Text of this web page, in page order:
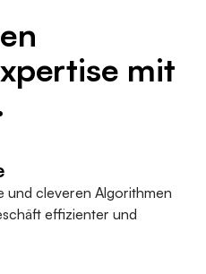
mit
und cleveren Algorithmen
effizienter und